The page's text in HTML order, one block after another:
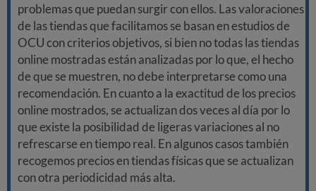
problemas que puedan surgir con ellos. Las valoraciones
de las tiendas que facilitamos se basan en estudios de
OCU con criterios objetivos, si bien no todas las tiendas
online mostradas están analizadas por lo que, el hecho
de que se muestren, no debe interpretarse como una
recomendación. En cuanto a la exactitud de los precios
online mostrados, se actualizan dos veces al día por lo
que existe la posibilidad de ligeras variaciones al no
refrescarse en tiempo real. En algunos casos también
recogemos precios en tiendas físicas que se actualizan
con otra periodicidad más alta.